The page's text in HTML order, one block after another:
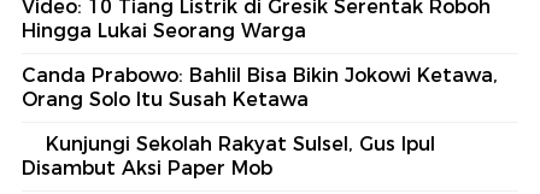
Video: 10 Tiang Listrik di Gresik Serentak Roboh
Hingga Lukai Seorang Warga
Canda Prabowo: Bahlil Bisa Bikin Jokowi Ketawa,
Orang Solo Itu Susah Ketawa
Kunjungi Sekolah Rakyat Sulsel, Gus Ipul
Disambut Aksi Paper Mob